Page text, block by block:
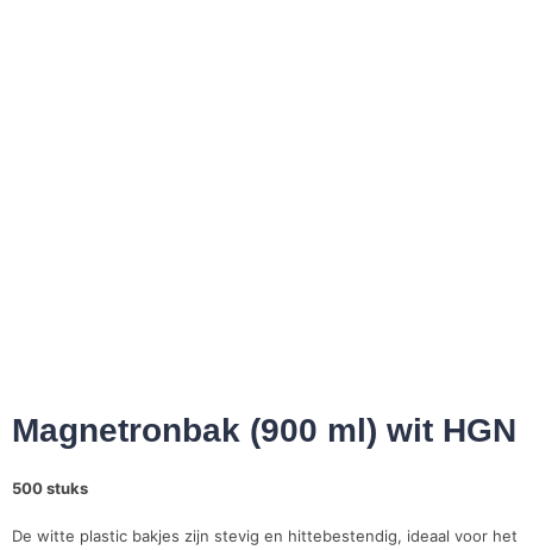
Magnetronbak (900 ml) wit HGN
500 stuks
De witte plastic bakjes zijn stevig en hittebestendig, ideaal voor het